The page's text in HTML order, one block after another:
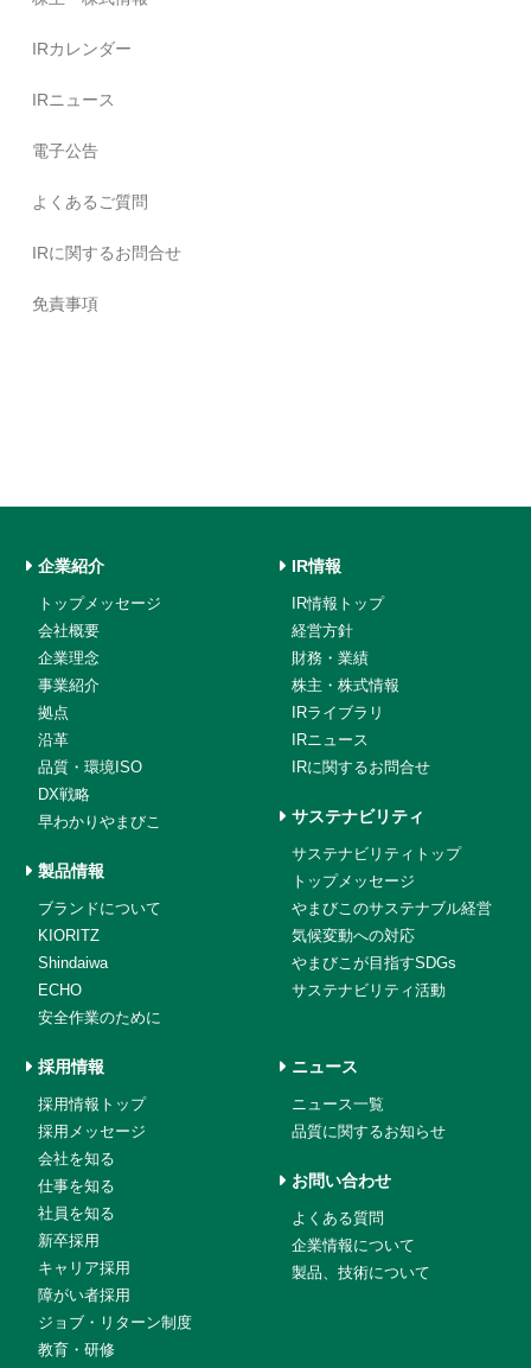
IRカレンダー
IRニュース
電子公告
よくあるご質問
IRに関するお問合せ
免責事項
企業紹介
トップメッセージ
会社概要
企業理念
事業紹介
拠点
沿革
品質・環境ISO
DX戦略
早わかりやまびこ
製品情報
ブランドについて
KIORITZ
Shindaiwa
ECHO
安全作業のために
IR情報
IR情報トップ
経営方針
財務・業績
株主・株式情報
IRライブラリ
IRニュース
IRに関するお問合せ
サステナビリティ
サステナビリティトップ
トップメッセージ
やまびこのサステナブル経営
気候変動への対応
やまびこが目指すSDGs
サステナビリティ活動
採用情報
採用情報トップ
採用メッセージ
会社を知る
仕事を知る
社員を知る
新卒採用
キャリア採用
障がい者採用
ジョブ・リターン制度
教育・研修
ニュース
ニュース一覧
品質に関するお知らせ
お問い合わせ
よくある質問
企業情報について
製品、技術について